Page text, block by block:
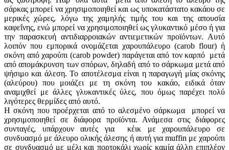
σάρκας μπορεί να χρησιμοποιηθεί και ως υποκατάστατο κακάου σε
μερικές χώρες, λόγω της χαμηλής τιμής του και της απουσία
καφεΐνης, ενώ μπορεί να χρησιμοποιηθεί ως γλυκαντικό μέσο ή για
την παρασκευή αντιδιαρροιακών αντιεμετικών προϊόντων. Αυτό
λοιπόν που εμπορικά ονομάζεται χαρουπάλευρο (carob flour) ή
σκόνη από χαρούπι (carob powder) παράγεται από τον καρπό μετά
από απομάκρυνση των σπόρων, δηλαδή από το σάρκωμα μετά από
ψήσιμο και άλεση. Το αποτέλεσμα είναι η παραγωγή μίας σκόνης
(αλεύρου) που μοιάζει με τη σκόνη του κακάο, ειδικά όταν
αναμιχθεί με άλλες γλυκαντικές ύλες, που όμως παρέχει πολύ
λιγότερες θερμίδες από αυτό.
Η σκόνη που προέρχεται από το αλεσμένο σάρκωμα μπορεί να
χρησιμοποιηθεί σε διάφορα προϊόντα. Ανάμεσα στις διάφορες
συνταγές, υπάρχουν αυτές για κέικ με χαρουπάλευρο σε
συνδυασμό με άλευρο ολικής άλεσης ή αυτή για muffin με χαρούπι
σε συνδυασμό με μέλι και πορτοκάλι χωρίς καμία άλλη επιπλέον